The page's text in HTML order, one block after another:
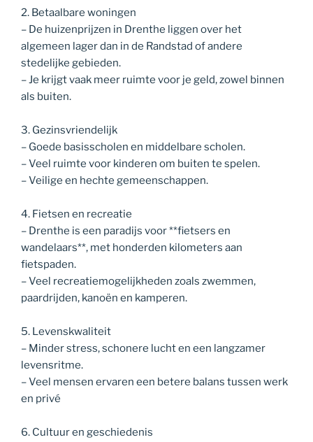
2. Betaalbare woningen
– De huizenprijzen in Drenthe liggen over het
algemeen lager dan in de Randstad of andere
stedelijke gebieden.
– Je krijgt vaak meer ruimte voor je geld, zowel binnen
als buiten.
3. Gezinsvriendelijk
– Goede basisscholen en middelbare scholen.
– Veel ruimte voor kinderen om buiten te spelen.
– Veilige en hechte gemeenschappen.
4. Fietsen en recreatie
– Drenthe is een paradijs voor **fietsers en
wandelaars**, met honderden kilometers aan
fietspaden.
– Veel recreatiemogelijkheden zoals zwemmen,
paardrijden, kanoën en kamperen.
5. Levenskwaliteit
– Minder stress, schonere lucht en een langzamer
levensritme.
– Veel mensen ervaren een betere balans tussen werk
en privé
6. Cultuur en geschiedenis